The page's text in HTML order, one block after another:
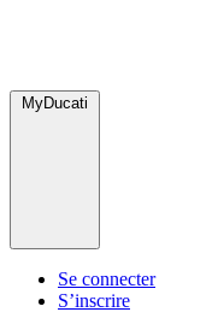
MyDucati
Se connecter
S’inscrire